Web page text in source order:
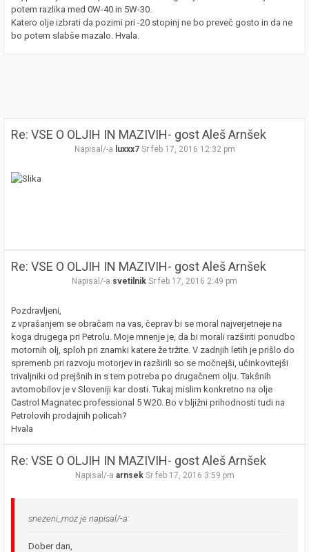
potem razlika med 0W-40 in 5W-30.
Katero olje izbrati da pozimi pri -20 stopinj ne bo preveč gosto in da ne
bo potem slabše mazalo. Hvala.
Re: VSE O OLJIH IN MAZIVIH- gost Aleš Arnšek
Napisal/-a luxxx7 Sr feb 17, 2016 12:32 pm
Re: VSE O OLJIH IN MAZIVIH- gost Aleš Arnšek
Napisal/-a svetilnik Sr feb 17, 2016 2:49 pm
Pozdravljeni,
z vprašanjem se obračam na vas, čeprav bi se moral najverjetneje na
koga drugega pri Petrolu. Moje mnenje je, da bi morali razširiti ponudbo
motornih olj, sploh pri znamki katere že tržite. V zadnjih letih je prišlo do
spremenb pri razvoju motorjev in razširili so se močnejši, učinkovitejši
trivaljniki od prejšnih in s tem potreba po drugačnem olju. Takšnih
avtomobilov je v Sloveniji kar dosti. Tukaj mislim konkretno na olje
Castrol Magnatec professional 5 W20. Bo v bljižni prihodnosti tudi na
Petrolovih prodajnih policah?
Hvala
Re: VSE O OLJIH IN MAZIVIH- gost Aleš Arnšek
Napisal/-a arnsek Sr feb 17, 2016 3:59 pm
snezeni_moz je napisal/-a:
Dober dan,